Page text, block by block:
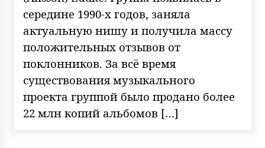
середине 1990-х годов, заняла
актуальную нишу и получила массу
положительных отзывов от
поклонников. За всё время
существования музыкального
проекта группой было продано более
22 млн копий альбомов […]